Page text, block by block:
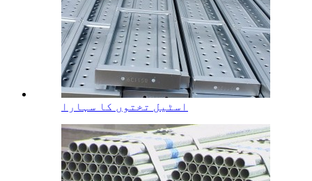
اسٹیل تختوں کا سہارا